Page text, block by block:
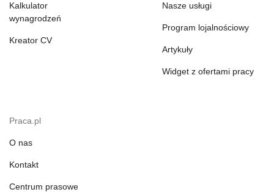
Kalkulator
wynagrodzeń
Kreator CV
Nasze usługi
Program lojalnościowy
Artykuły
Widget z ofertami pracy
Praca.pl
O nas
Kontakt
Centrum prasowe